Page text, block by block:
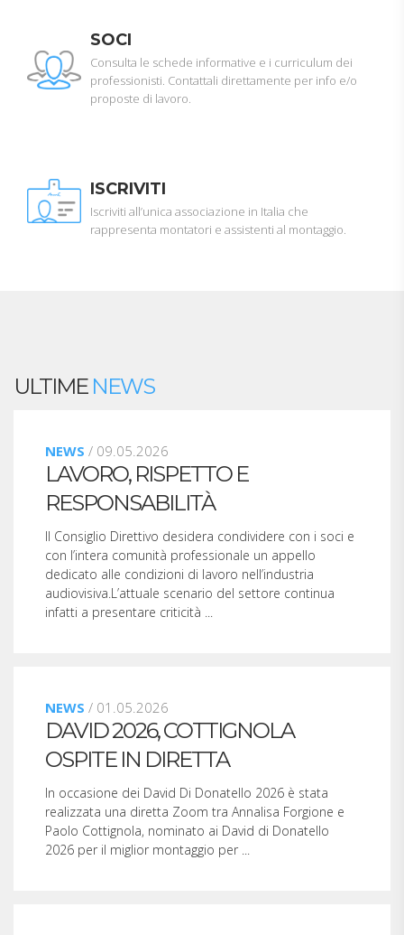
SOCI
Consulta le schede informative e i curriculum dei
professionisti. Contattali direttamente per info e/o
proposte di lavoro.
ISCRIVITI
Iscriviti all’unica associazione in Italia che
rappresenta montatori e assistenti al montaggio.
ULTIME NEWS
NEWS / 09.05.2026
LAVORO, RISPETTO E
RESPONSABILITÀ
Il Consiglio Direttivo desidera condividere con i soci e
con l’intera comunità professionale un appello
dedicato alle condizioni di lavoro nell’industria
audiovisiva.L’attuale scenario del settore continua
infatti a presentare criticità ...
NEWS / 01.05.2026
DAVID 2026, COTTIGNOLA
OSPITE IN DIRETTA
In occasione dei David Di Donatello 2026 è stata
realizzata una diretta Zoom tra Annalisa Forgione e
Paolo Cottignola, nominato ai David di Donatello
2026 per il miglior montaggio per ...